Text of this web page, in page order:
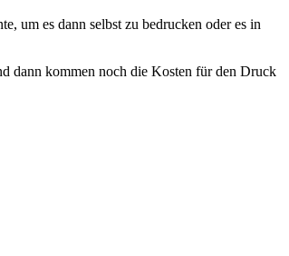
um es dann selbst zu bedrucken oder es in
dann kommen noch die Kosten für den Druck